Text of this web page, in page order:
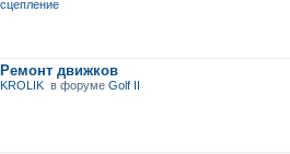
сцепление
Ремонт движков
KROLIK в форумеGolf II